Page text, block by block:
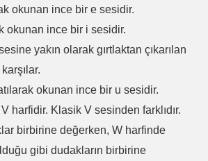
okunan ince bir e sesidir.
okunan ince bir i sesidir.
yakın olarak gırtlaktan çıkarılan
okunan ince bir u sesidir.
harfidir. Klasik V sesinden farklıdır.
birbirine değerken, W harfinde
gibi dudakların birbirine